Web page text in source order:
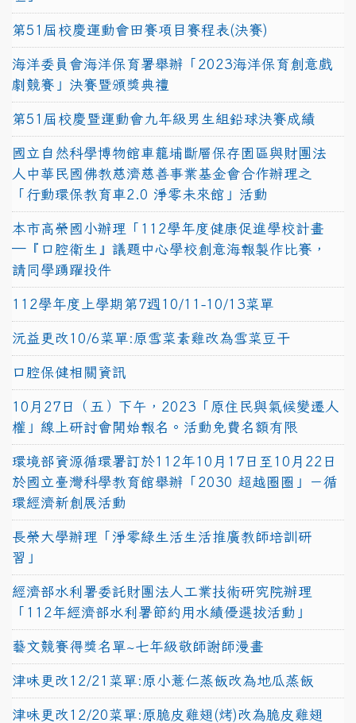
第51屆校慶運動會田賽項目賽程表(決賽)
海洋委員會海洋保育署舉辦「2023海洋保育創意戲
劇競賽」決賽暨頒獎典禮
第51屆校慶暨運動會九年級男生組鉛球決賽成績
國立自然科學博物館車籠埔斷層保存園區與財團法
人中華民國佛教慈濟慈善事業基金會合作辦理之
「行動環保教育車2.0 淨零未來館」活動
本市高榮國小辦理「112學年度健康促進學校計畫
─『口腔衛生』議題中心學校創意海報製作比賽，
請同學踴躍投件
112學年度上學期第7週10/11-10/13菜單
沅益更改10/6菜單:原雪菜素雞改為雪菜豆干
口腔保健相關資訊
10月27日（五）下午，2023「原住民與氣候變遷人
權」線上研討會開始報名。活動免費名額有限
環境部資源循環署訂於112年10月17日至10月22日
於國立臺灣科學教育館舉辦「2030 超越圈圈」－循
環經濟新創展活動
長榮大學辦理「淨零綠生活生活推廣教師培訓研
習」
經濟部水利署委託財團法人工業技術研究院辦理
「112年經濟部水利署節約用水績優選拔活動」
藝文競賽得獎名單~七年級敬師謝師漫畫
津味更改12/21菜單:原小薏仁蒸飯改為地瓜蒸飯
津味更改12/20菜單:原脆皮雞翅(烤)改為脆皮雞翅